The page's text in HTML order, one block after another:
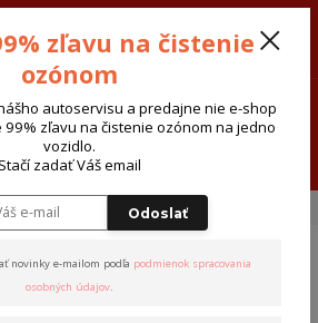
17:30 So:8:00-12:00
€ 0,00
zľavu na čistenie
ozónom
autoservisu a predajne nie e-shop
zľavu na čistenie ozónom na jedno
vozidlo.
Stačí zadať Váš email
Odoslať
novinky e-mailom podľa podmienok spracovania
osobných údajov.